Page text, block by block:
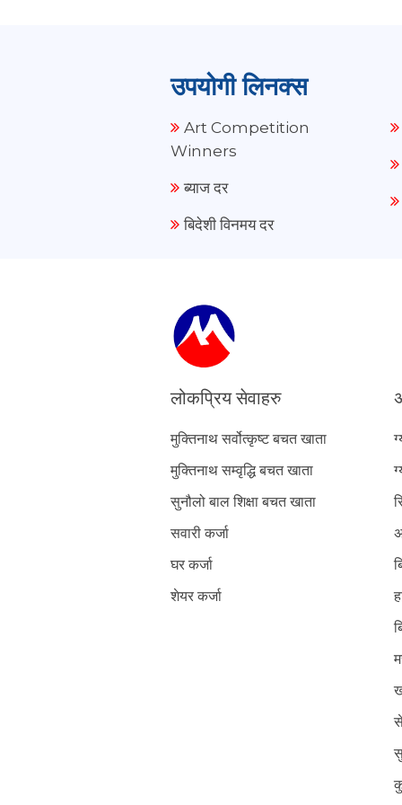
उपयोगी लिनक्स
Art Competition
Winners
ब्याज दर
बिदेशी विनमय दर
लोकप्रिय सेवाहरु
मुक्तिनाथ सर्वोत्कृष्ट बचत खाता
मुक्तिनाथ सम्वृद्धि बचत खाता
सुनौलो बाल शिक्षा बचत खाता
सवारी कर्जा
घर कर्जा
शेयर कर्जा